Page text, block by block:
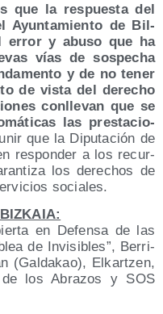
que la res­pues­ta del
Ayun­ta­mien­to de Bil­
error y abu­so que ha
vías de sos­pe­cha
y de no tener
de vis­ta del dere­cho
con­lle­van que se
las pres­ta­cio­
que la Dipu­tación de
res­pon­der a los recur­
los dere­chos de
sociales.
en Defen­sa de las
de Invi­si­bles”, Berri-
(Gal­da­kao), Elkar­tzen,
los Abra­zos y SOS